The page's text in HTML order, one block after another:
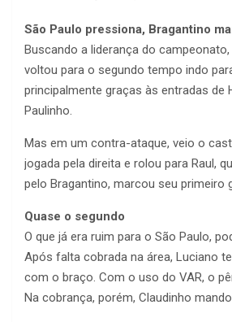
São Paulo pressiona, Bragantino
Buscando a liderança do
voltou para o segundo tempo indo
principalmente graças às entradas de
Paulinho.
Mas em um contra-ataque, veio o
jogada pela direita e rolou para Raul,
pelo Bragantino, marcou seu primeiro
Quase o segundo
O que já era ruim para o São Paulo,
Após falta cobrada na área, Luciano
com o braço. Com o uso do VAR, o
Na cobrança, porém, Claudinho